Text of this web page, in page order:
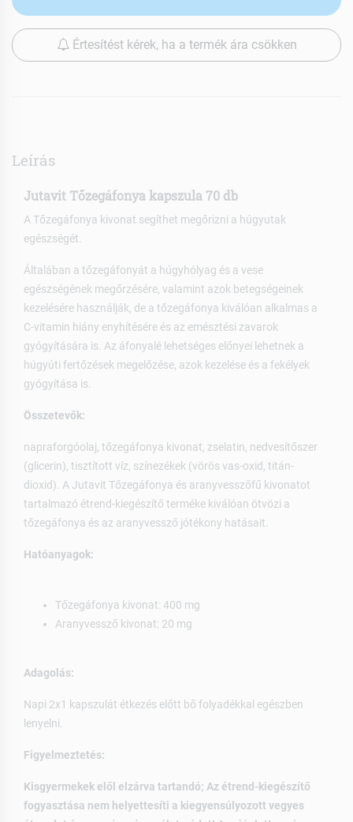
Értesítést kérek, ha a termék ára csökken
Leírás
Jutavit Tőzegáfonya kapszula 70 db
A Tőzegáfonya kivonat segíthet megőrizni a húgyutak
egészségét.
Általában a tőzegáfonyát a húgyhólyag és a vese
egészségének megőrzésére, valamint azok betegségeinek
kezelésére használják, de a tőzegáfonya kiválóan alkalmas a
C-vitamin hiány enyhítésére és az emésztési zavarok
gyógyítására is. Az áfonyalé lehetséges előnyei lehetnek a
húgyúti fertőzések megelőzése, azok kezelése és a fekélyek
gyógyítása is.
Összetevők:
napraforgóolaj, tőzegáfonya kivonat, zselatin, nedvesítőszer
(glicerin), tisztított víz, színezékek (vörös vas-oxid, titán-
dioxid). A Jutavit Tőzegáfonya és aranyvesszőfű kivonatot
tartalmazó étrend-kiegészítő terméke kiválóan ötvözi a
tőzegáfonya és az aranyvessző jótékony hatásait.
Hatóanyagok:
Tőzegáfonya kivonat: 400 mg
Aranyvessző kivonat: 20 mg
Adagolás:
Napi 2x1 kapszulát étkezés előtt bő folyadékkal egészben
lenyelni.
Figyelmeztetés:
Kisgyermekek elől elzárva tartandó; Az étrend-kiegészítő
fogyasztása nem helyettesíti a kiegyensúlyozott vegyes